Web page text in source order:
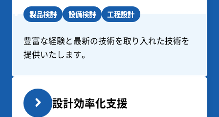
製品検討 設備検討 工程設計
豊富な経験と最新の技術を取り入れた技術を
提供いたします。
設計効率化支援